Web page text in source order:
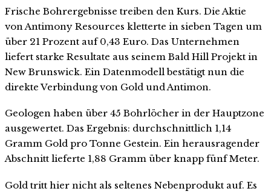
Frische Bohrergebnisse treiben den Kurs. Die Aktie
von Antimony Resources kletterte in sieben Tagen um
über 21 Prozent auf 0,43 Euro. Das Unternehmen
liefert starke Resultate aus seinem Bald Hill Projekt in
New Brunswick. Ein Datenmodell bestätigt nun die
direkte Verbindung von Gold und Antimon.
Geologen haben über 45 Bohrlöcher in der Hauptzone
ausgewertet. Das Ergebnis: durchschnittlich 1,14
Gramm Gold pro Tonne Gestein. Ein herausragender
Abschnitt lieferte 1,88 Gramm über knapp fünf Meter.
Gold tritt hier nicht als seltenes Nebenprodukt auf. Es